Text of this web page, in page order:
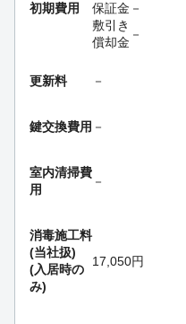
初期費用
保証金 －
敷引き
償却金
－
更新料 －
鍵交換費用 －
室内清掃費
用
－
消毒施工料
(当社扱)
(入居時の
み)
17,050円